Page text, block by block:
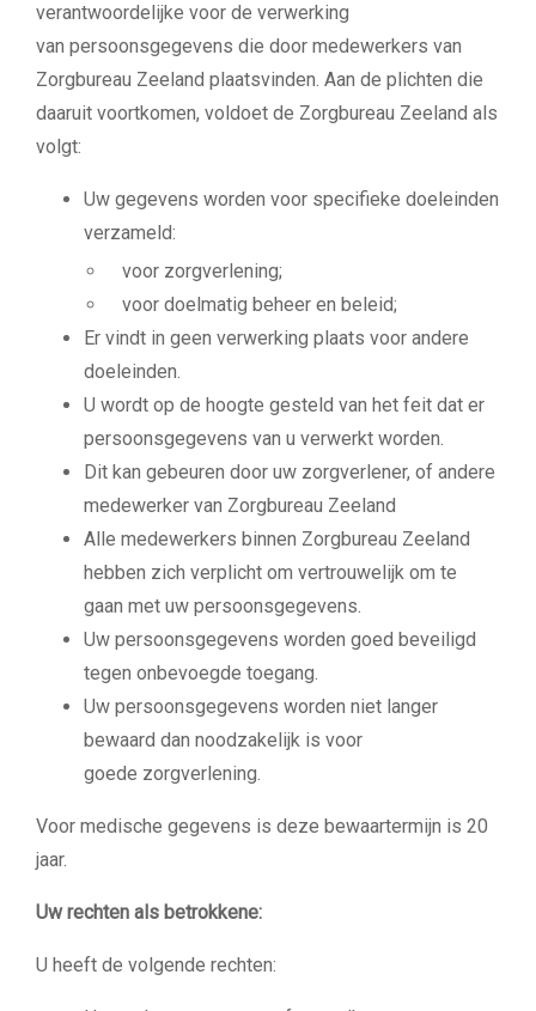
verantwoordelijke voor de verwerking
van persoonsgegevens die door medewerkers van
Zorgbureau Zeeland plaatsvinden. Aan de plichten die
daaruit voortkomen, voldoet de Zorgbureau Zeeland als
volgt:
Uw gegevens worden voor specifieke doeleinden
verzameld:
voor zorgverlening;
voor doelmatig beheer en beleid;
Er vindt in geen verwerking plaats voor andere
doeleinden.
U wordt op de hoogte gesteld van het feit dat er
persoonsgegevens van u verwerkt worden.
Dit kan gebeuren door uw zorgverlener, of andere
medewerker van Zorgbureau Zeeland
Alle medewerkers binnen Zorgbureau Zeeland
hebben zich verplicht om vertrouwelijk om te
gaan met uw persoonsgegevens.
Uw persoonsgegevens worden goed beveiligd
tegen onbevoegde toegang.
Uw persoonsgegevens worden niet langer
bewaard dan noodzakelijk is voor
goede zorgverlening.
Voor medische gegevens is deze bewaartermijn is 20
jaar.
Uw rechten als betrokkene:
U heeft de volgende rechten: